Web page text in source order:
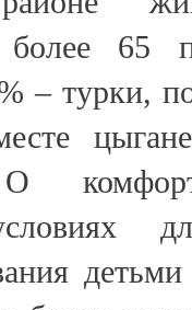
более 65
– турки,